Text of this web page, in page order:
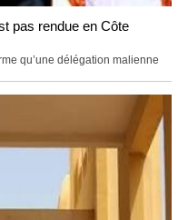
pas rendue en Côte
qu’une délégation malienne